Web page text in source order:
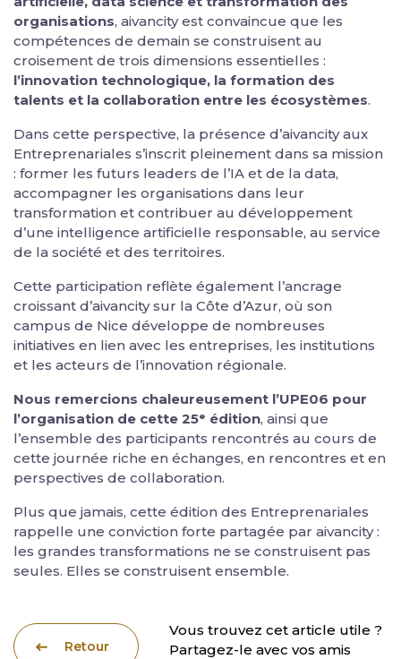
organisations, aivancity est convaincue que les
compétences de demain se construisent au
croisement de trois dimensions essentielles :
l’innovation technologique, la formation des
talents et la collaboration entre les écosystèmes.
Dans cette perspective, la présence d’aivancity aux
Entreprenariales s’inscrit pleinement dans sa mission
: former les futurs leaders de l’IA et de la data,
accompagner les organisations dans leur
transformation et contribuer au développement
d’une intelligence artificielle responsable, au service
de la société et des territoires.
Cette participation reflète également l’ancrage
croissant d’aivancity sur la Côte d’Azur, où son
campus de Nice développe de nombreuses
initiatives en lien avec les entreprises, les institutions
et les acteurs de l’innovation régionale.
Nous remercions chaleureusement l’UPE06 pour
l’organisation de cette 25ᵉ édition, ainsi que
l’ensemble des participants rencontrés au cours de
cette journée riche en échanges, en rencontres et en
perspectives de collaboration.
Plus que jamais, cette édition des Entreprenariales
rappelle une conviction forte partagée par aivancity :
les grandes transformations ne se construisent pas
seules. Elles se construisent ensemble.
Retour
Vous trouvez cet article utile ?
Partagez-le avec vos amis